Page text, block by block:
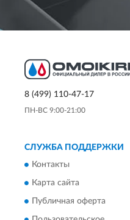
8 (499) 110-47-17
ПН-ВС 9:00-21:00
СЛУЖБА ПОДДЕРЖКИ
Контакты
Карта сайта
Публичная оферта